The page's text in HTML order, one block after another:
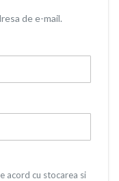
de e-mail.
acord cu stocarea si